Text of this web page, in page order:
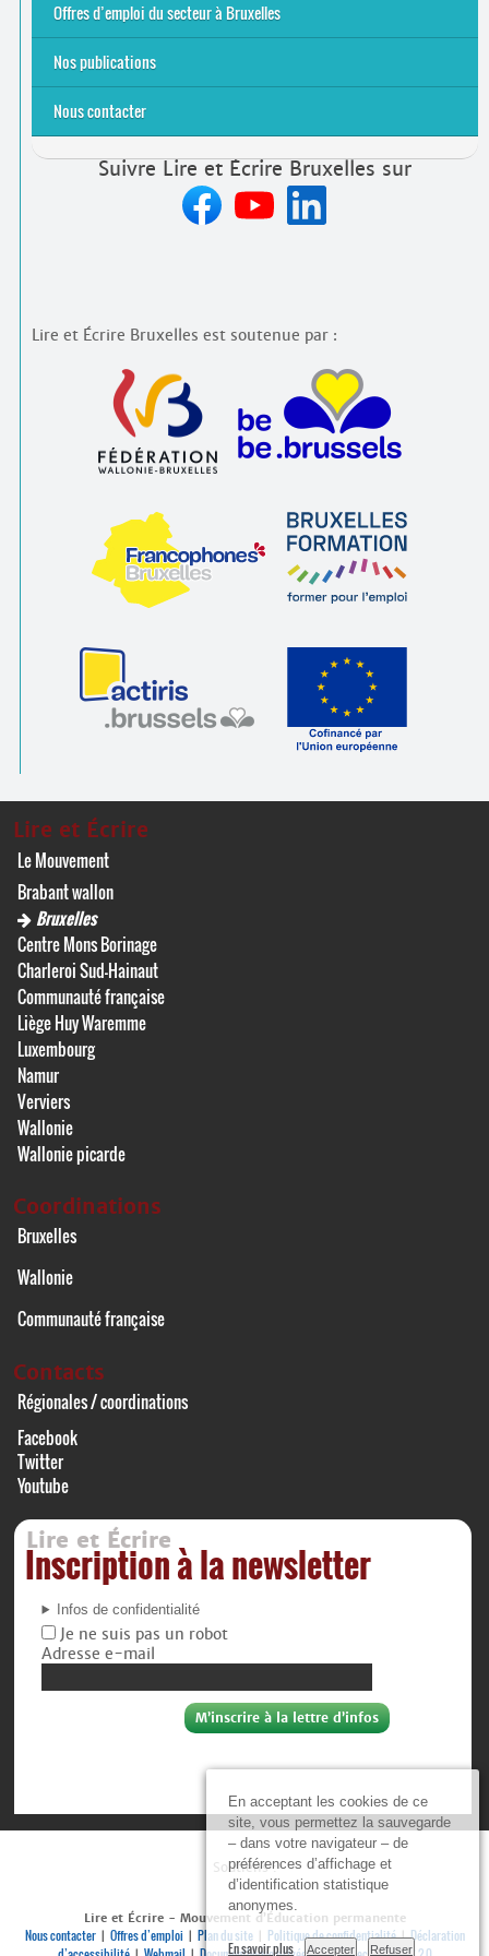
En acceptant les cookies de ce
site, vous permettez la sauvegarde
– dans votre navigateur – de
préférences d’affichage et
d’identification statistique
anonymes.
En savoir plus Accepter Refuser
2021
2024
2025
Offres d’emploi du secteur à Bruxelles
Emplois rémunérés
Bénévolat
Candidature spontanée à Lire et Écrire Bruxelles
Nos publications
Nous contacter
Suivre Lire et Écrire Bruxelles sur
Lire et Écrire Bruxelles est soutenue par :
Lire et Écrire
Le Mouvement
Brabant wallon
Bruxelles
Centre Mons Borinage
Charleroi Sud-Hainaut
Communauté française
Liège Huy Waremme
Luxembourg
Namur
Verviers
Wallonie
Wallonie picarde
Coordinations
Bruxelles
Wallonie
Communauté française
Contacts
Régionales / coordinations
Facebook
Twitter
Youtube
Lire et Écrire
Inscription à la newsletter
Infos de confidentialité
Je ne suis pas un robot
Adresse e-mail
Soutiens :
Lire et Écrire - Mouvement d’Éducation permanente
Nous contacter| Offres d’emploi | Plan du site| Politique de confidentialité|Déclaration